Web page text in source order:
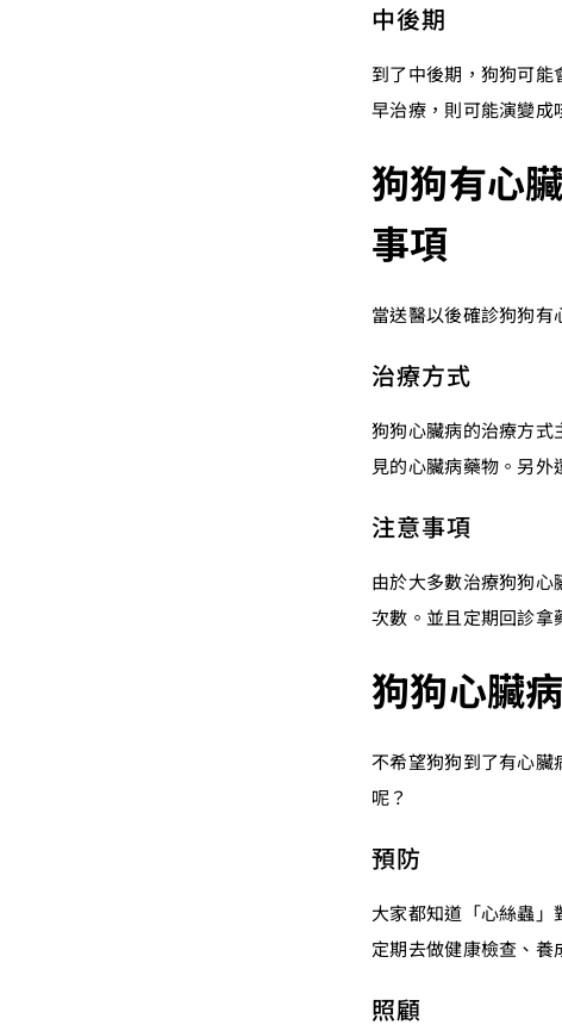
中後期
到了中後期，狗狗可
早治療，則可能演變成
狗狗有心
事項
當送醫以後確診狗狗有
治療方式
狗狗心臟病的治療方式
見的心臟病藥物。另
注意事項
由於大多數治療狗狗
次數。並且定期回診拿
狗狗心臟
不希望狗狗到了有心臟
呢？
預防
大家都知道「心絲蟲」
定期去做健康檢查、養
照顧